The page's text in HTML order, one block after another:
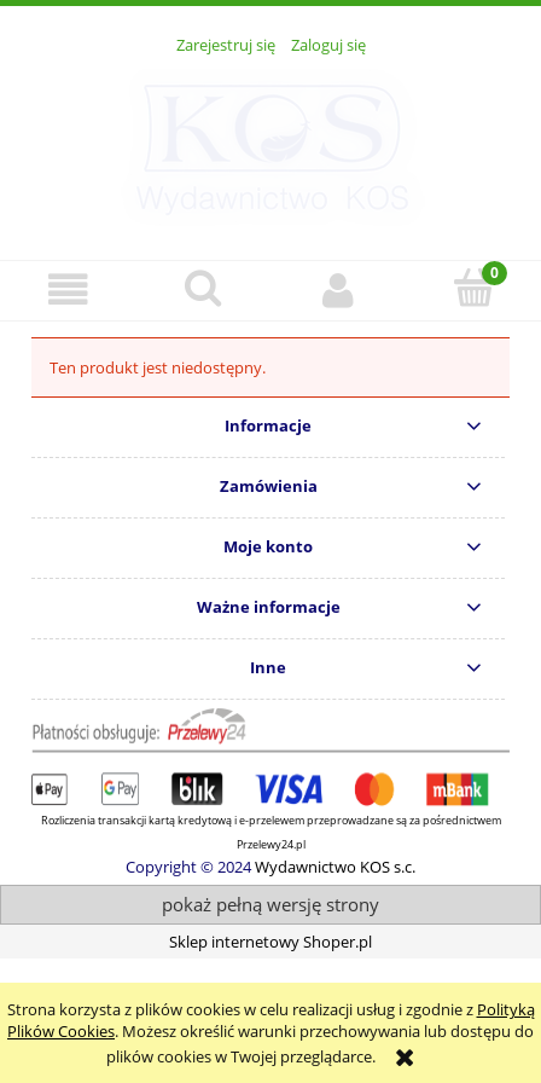
Strona korzysta z plików cookies w celu realizacji usług i zgodnie z Polityką
Plików Cookies. Możesz określić warunki przechowywania lub dostępu do
plików cookies w Twojej przeglądarce.
Zarejestruj się Zaloguj się
Ten produkt jest niedostępny.
Informacje
Zamówienia
Moje konto
Ważne informacje
Inne
Rozliczenia transakcji kartą kredytową i e-przelewem przeprowadzane są za pośrednictwem
Przelewy24.pl
Copyright © 2024Wydawnictwo KOS s.c.
pokaż pełną wersję strony
Sklep internetowy Shoper.pl